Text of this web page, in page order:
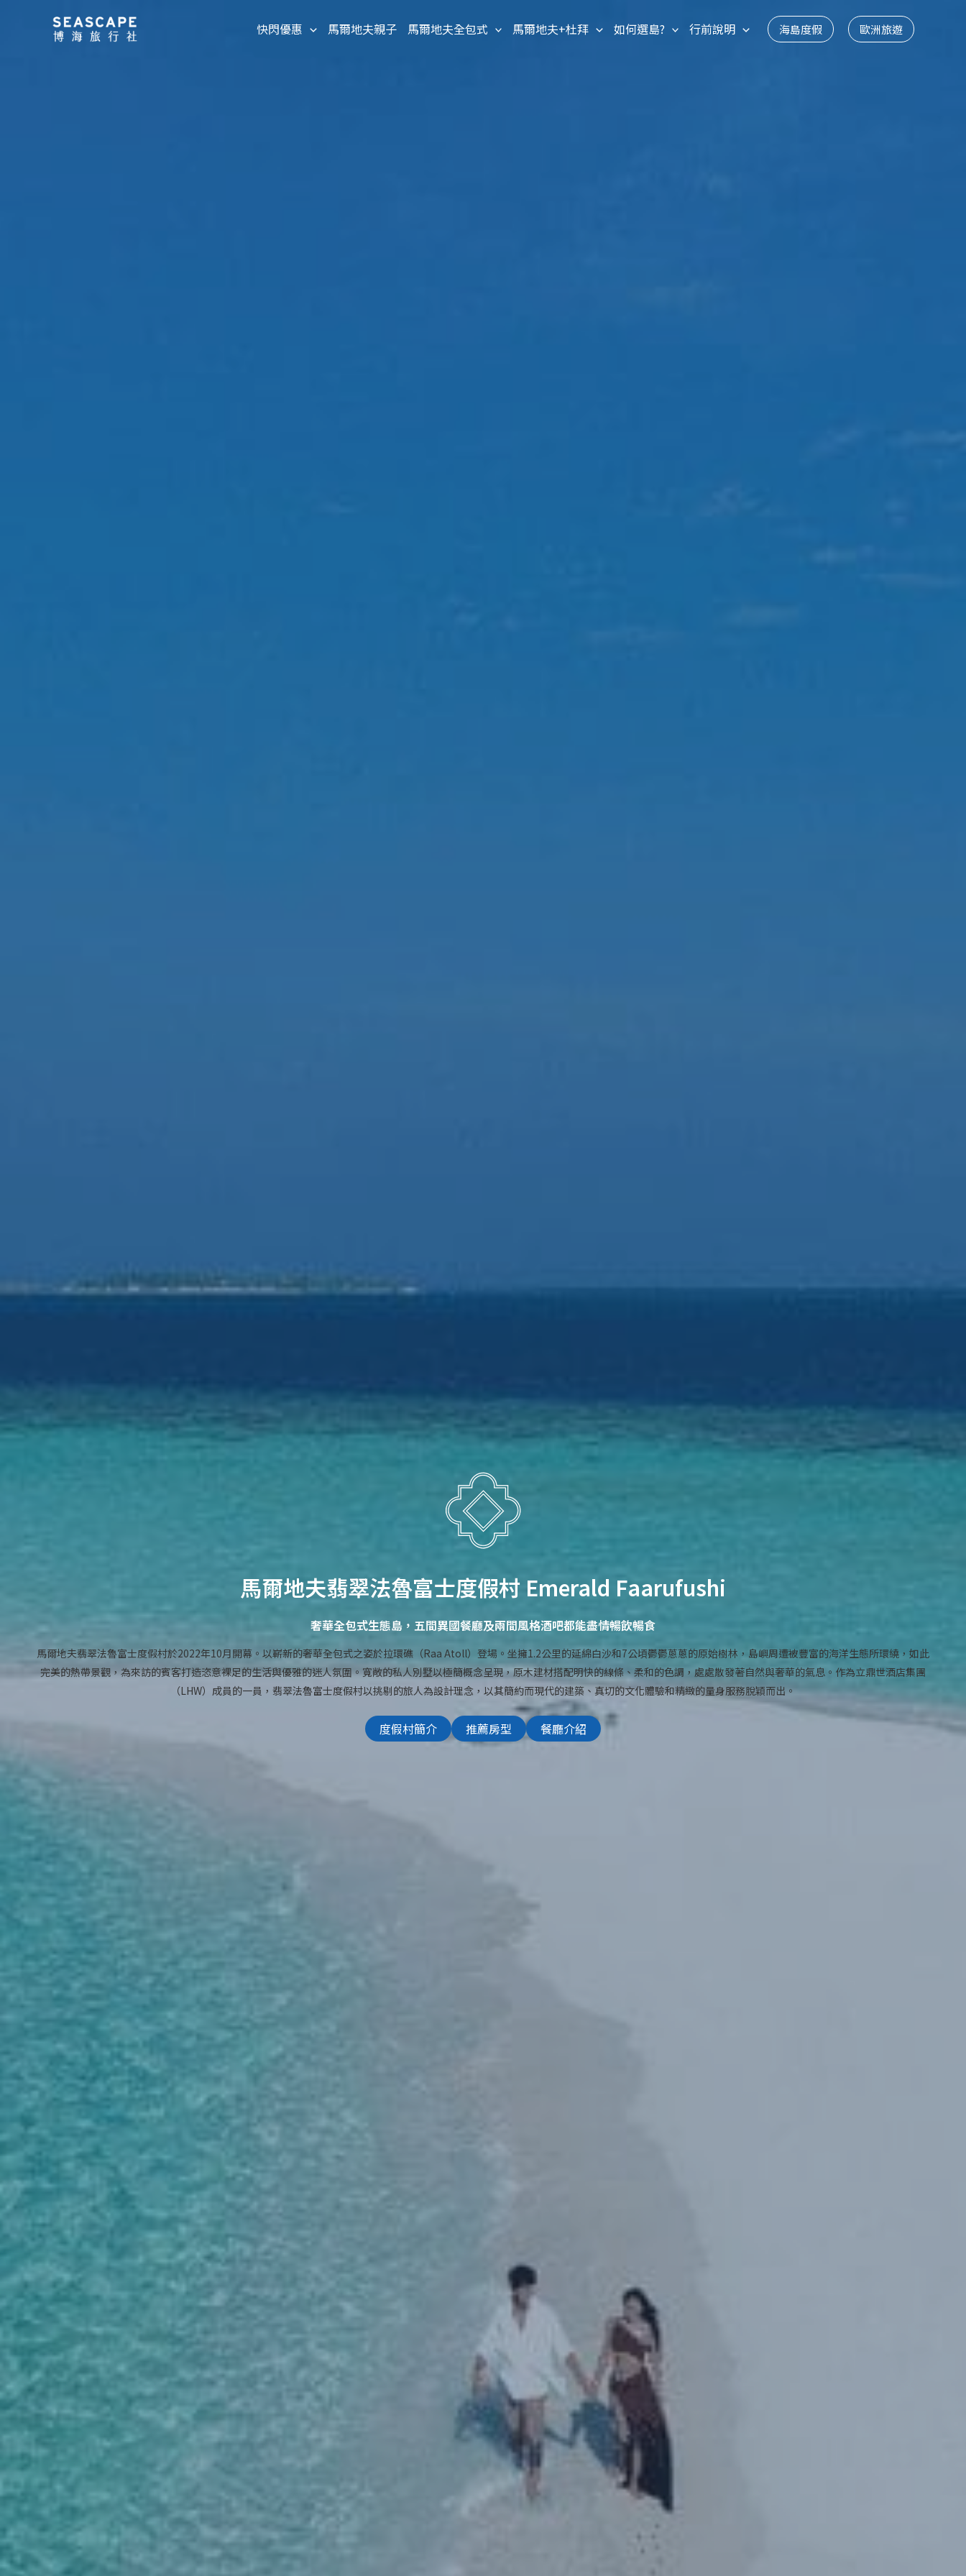
快閃優惠 馬爾地夫親子 馬爾地夫全包式 馬爾地夫+杜拜 如何選島? 行前說明 海島度假 歐洲旅遊
馬爾地夫翡翠法魯富士度假村 Emerald Faarufushi
奢華全包式生態島，五間異國餐廳及兩間風格酒吧都能盡情暢飲暢食
馬爾地夫翡翠法魯富士度假村於2022年10月開幕。以嶄新的奢華全包式之姿於拉環礁（Raa Atoll）登場。坐擁1.2公里的延綿白沙和7公頃鬱鬱蔥蔥的原始樹林，島嶼周遭被豐富的海洋生態所環繞，如此
完美的熱帶景觀，為來訪的賓客打造恣意裸足的生活與優雅的迷人氛圍。寬敞的私人別墅以極簡概念呈現，原木建材搭配明快的線條、柔和的色調，處處散發著自然與奢華的氣息。作為立鼎世酒店集團
（LHW）成員的一員，翡翠法魯富士度假村以挑剔的旅人為設計理念，以其簡約而現代的建築、真切的文化體驗和精緻的量身服務脫穎而出。
度假村簡介 推薦房型 餐廳介紹